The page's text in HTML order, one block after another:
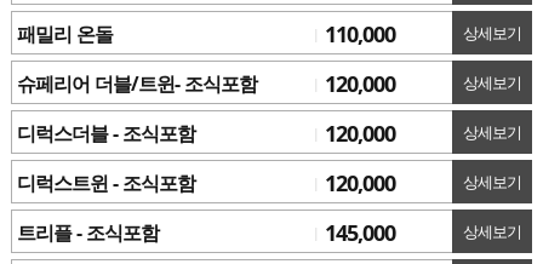
패밀리 온돌 110,000 상세보기
슈페리어 더블/트윈- 조식포함 120,000 상세보기
디럭스더블 - 조식포함 120,000 상세보기
디럭스트윈 - 조식포함 120,000 상세보기
트리플 - 조식포함 145,000 상세보기